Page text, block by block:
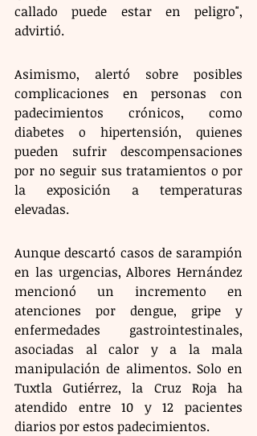
callado puede estar en peligro",
advirtió.
Asimismo, alertó sobre posibles
complicaciones en personas con
padecimientos crónicos, como
diabetes o hipertensión, quienes
pueden sufrir descompensaciones
por no seguir sus tratamientos o por
la exposición a temperaturas
elevadas.
Aunque descartó casos de sarampión
en las urgencias, Albores Hernández
mencionó un incremento en
atenciones por dengue, gripe y
enfermedades gastrointestinales,
asociadas al calor y a la mala
manipulación de alimentos. Solo en
Tuxtla Gutiérrez, la Cruz Roja ha
atendido entre 10 y 12 pacientes
diarios por estos padecimientos.